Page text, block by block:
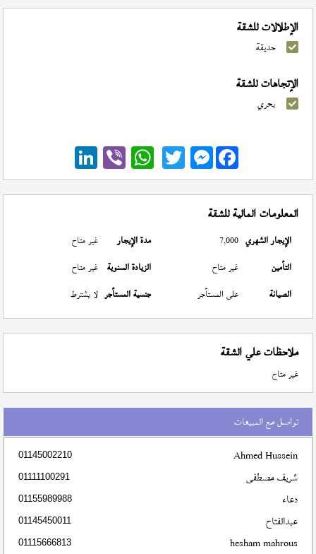
الإطلالات للشقة
حديقة
الإتجاهات للشقة
بحري
Messenger
المعلومات المالية للشقة
الإيجار الشهري 7,000 مدة الإيجار
غير متاح
التأمين
غير متاح الزيادة السنوية غير متاح
الصيانة
على المستأجر جنسية المستأجر لا يشترط
ملاحظات علي الشقة
غير متاح
تواصل مع المبيعات
Ahmed Hussein
01145002210
شريف مصطفى 01111100291
دعاء 01155989988
عبدالفتاح 01145450011
hesham mahrous
01115666813